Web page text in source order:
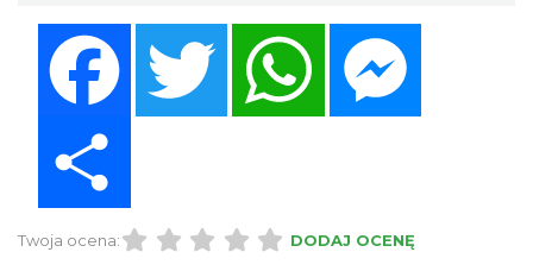
Twitter WhatsApp
Twoja ocena: DODAJ OCENĘ